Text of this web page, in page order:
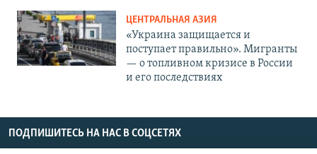
ЦЕНТРАЛЬНАЯ АЗИЯ
«Украина защищается и
поступает правильно». Мигранты
— о топливном кризисе в России
и его последствиях
ПОДПИШИТЕСЬ НА НАС В СОЦСЕТЯХ